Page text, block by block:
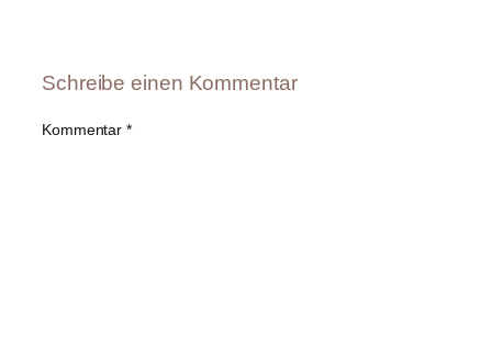
Schreibe einen Kommentar
Kommentar*